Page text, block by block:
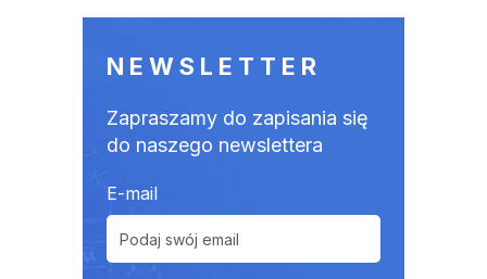
NEWSLETTER
Zapraszamy do zapisania się
do naszego newslettera
E-mail